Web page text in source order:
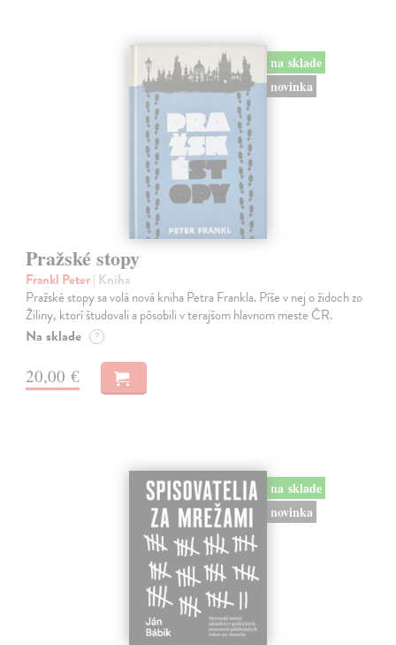
na sklade
novinka
Pražské stopy
Frankl Peter| Kniha
Pražské stopy sa volá nová kniha Petra Frankla. Píše v nej o židoch zo
Žiliny, ktorí študovali a pôsobili v terajšom hlavnom meste ČR.
Na sklade ?
20,00 €
na sklade
novinka